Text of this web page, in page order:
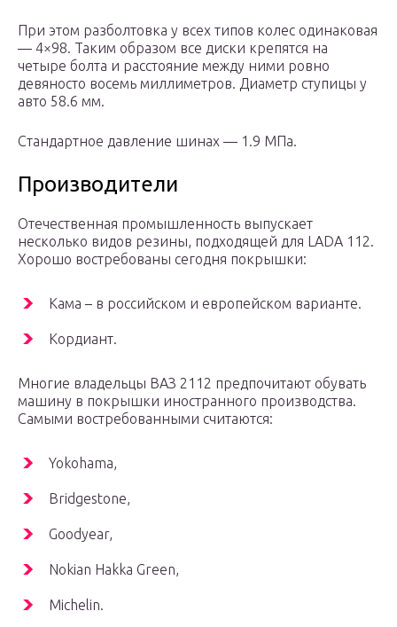
При этом разболтовка у всех типов колес одинаковая
— 4×98. Таким образом все диски крепятся на
четыре болта и расстояние между ними ровно
девяносто восемь миллиметров. Диаметр ступицы у
авто 58.6 мм.
Стандартное давление шинах — 1.9 МПа.
Производители
Отечественная промышленность выпускает
несколько видов резины, подходящей для LADA 112.
Хорошо востребованы сегодня покрышки:
Кама – в российском и европейском варианте.
Кордиант.
Многие владельцы ВАЗ 2112 предпочитают обувать
машину в покрышки иностранного производства.
Самыми востребованными считаются:
Yokohama,
Bridgestone,
Goodyear,
Nokian Hakka Green,
Michelin.